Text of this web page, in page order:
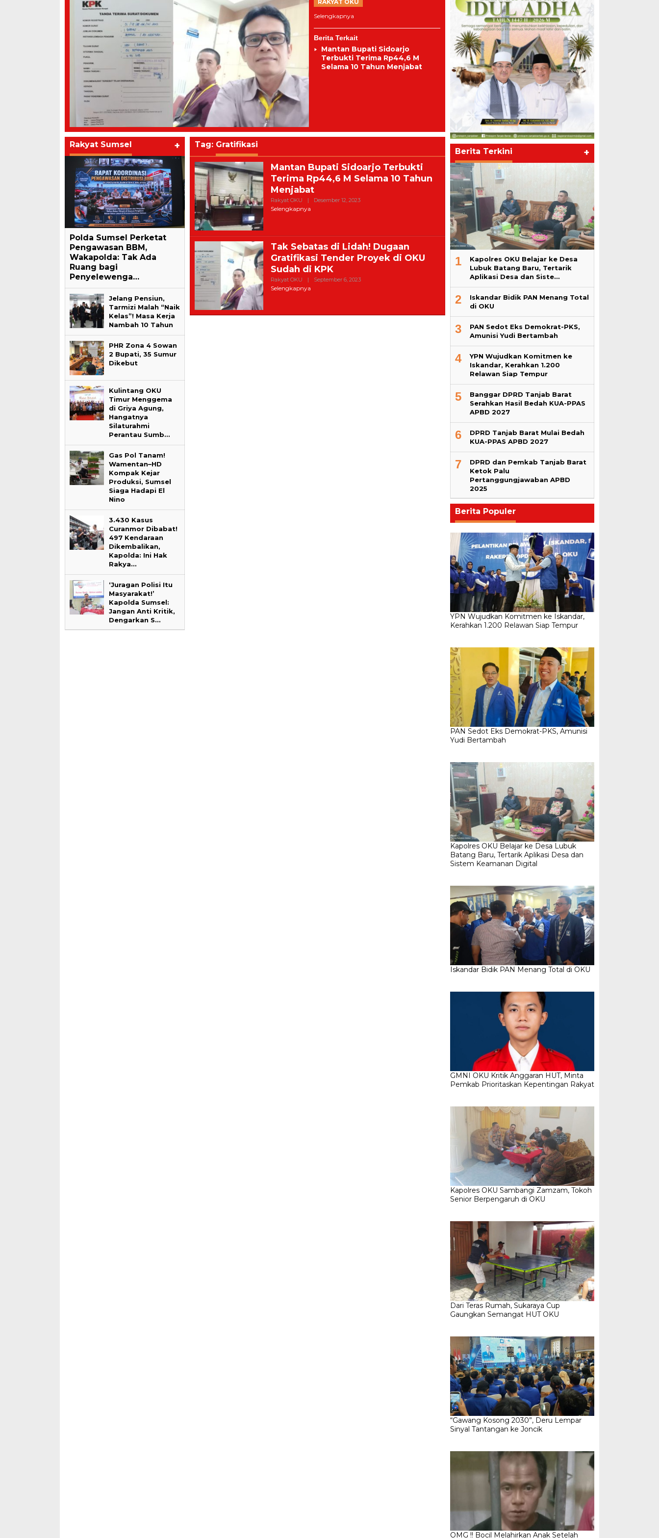
RAKYAT OKU
Selengkapnya
Berita Terkait
Mantan Bupati Sidoarjo
Terbukti Terima Rp44,6 M
Selama 10 Tahun Menjabat
Rakyat Sumsel +
Polda Sumsel Perketat
Pengawasan BBM,
Wakapolda: Tak Ada
Ruang bagi
Penyelewenga…
Jelang Pensiun,
Tarmizi Malah “Naik
Kelas”! Masa Kerja
Nambah 10 Tahun
PHR Zona 4 Sowan
2 Bupati, 35 Sumur
Dikebut
Kulintang OKU
Timur Menggema
di Griya Agung,
Hangatnya
Silaturahmi
Perantau Sumb…
Gas Pol Tanam!
Wamentan–HD
Kompak Kejar
Produksi, Sumsel
Siaga Hadapi El
Nino
3.430 Kasus
Curanmor Dibabat!
497 Kendaraan
Dikembalikan,
Kapolda: Ini Hak
Rakya…
‘Juragan Polisi Itu
Masyarakat!’
Kapolda Sumsel:
Jangan Anti Kritik,
Dengarkan S…
Tag: Gratifikasi
Mantan Bupati Sidoarjo Terbukti
Terima Rp44,6 M Selama 10 Tahun
Menjabat
Rakyat OKU | Desember 12, 2023Oleh
Selengkapnya
Tak Sebatas di Lidah! Dugaan
Gratifikasi Tender Proyek di OKU
Sudah di KPK
Rakyat OKU | September 6, 2023Oleh
Selengkapnya
Berita Terkini +
1
Kapolres OKU Belajar ke Desa
Lubuk Batang Baru, Tertarik
Aplikasi Desa dan Siste…
2
Iskandar Bidik PAN Menang Total
di OKU
3
PAN Sedot Eks Demokrat-PKS,
Amunisi Yudi Bertambah
4
YPN Wujudkan Komitmen ke
Iskandar, Kerahkan 1.200
Relawan Siap Tempur
5
Banggar DPRD Tanjab Barat
Serahkan Hasil Bedah KUA-PPAS
APBD 2027
6
DPRD Tanjab Barat Mulai Bedah
KUA-PPAS APBD 2027
7
DPRD dan Pemkab Tanjab Barat
Ketok Palu
Pertanggungjawaban APBD
2025
Berita Populer
YPN Wujudkan Komitmen ke Iskandar,
Kerahkan 1.200 Relawan Siap Tempur
PAN Sedot Eks Demokrat-PKS, Amunisi
Yudi Bertambah
Kapolres OKU Belajar ke Desa Lubuk
Batang Baru, Tertarik Aplikasi Desa dan
Sistem Keamanan Digital
Iskandar Bidik PAN Menang Total di OKU
GMNI OKU Kritik Anggaran HUT, Minta
Pemkab Prioritaskan Kepentingan Rakyat
Kapolres OKU Sambangi Zamzam, Tokoh
Senior Berpengaruh di OKU
Dari Teras Rumah, Sukaraya Cup
Gaungkan Semangat HUT OKU
“Gawang Kosong 2030”, Deru Lempar
Sinyal Tantangan ke Joncik
OMG !! Bocil Melahirkan Anak Setelah